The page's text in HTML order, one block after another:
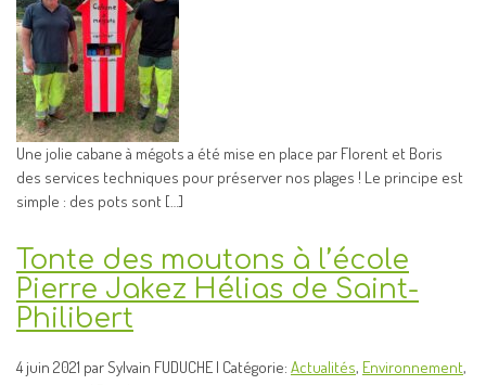
Une jolie cabane à mégots a été mise en place par Florent et Boris
des services techniques pour préserver nos plages ! Le principe est
simple : des pots sont […]
Tonte des moutons à l’école
Pierre Jakez Hélias de Saint-
Philibert
4 juin 2021 par Sylvain FUDUCHE | Catégorie: Actualités, Environnement,